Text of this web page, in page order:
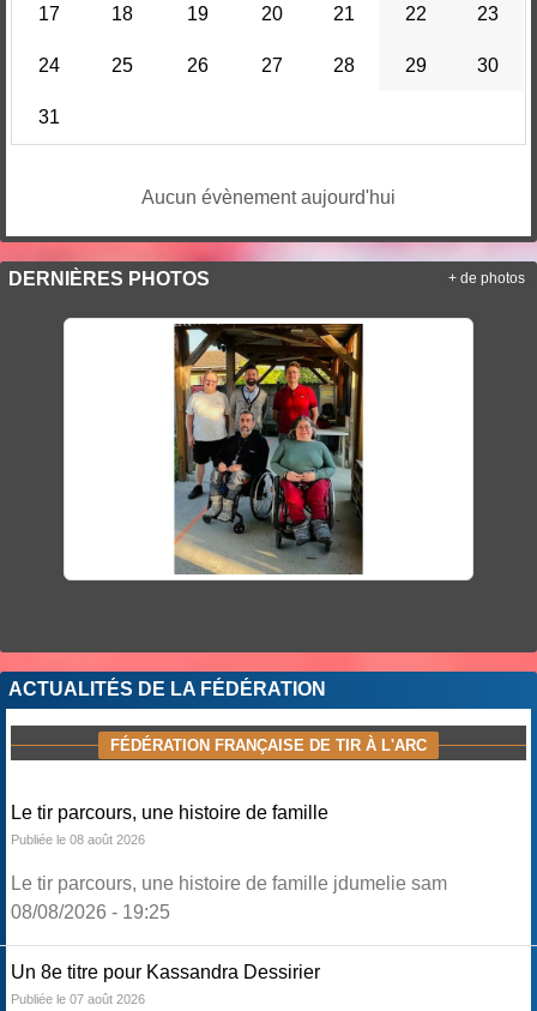
17 18 19 20 21 22 23
24 25 26 27 28 29 30
31
Aucun évènement aujourd'hui
DERNIÈRES PHOTOS + de photos
ACTUALITÉS DE LA FÉDÉRATION
FÉDÉRATION FRANÇAISE DE TIR À L'ARC
Le tir parcours, une histoire de famille
Publiée le 08 août 2026
Le tir parcours, une histoire de famille jdumelie sam
08/08/2026 - 19:25
Un 8e titre pour Kassandra Dessirier
Publiée le 07 août 2026